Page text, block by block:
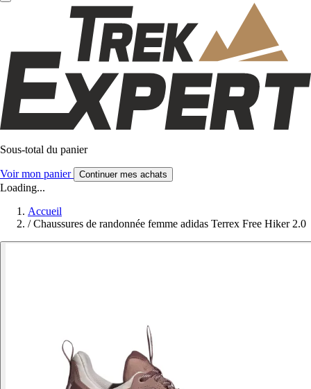
Sous-total du panier
Voir mon panier Continuer mes achats
Loading...
Accueil
/ Chaussures de randonnée femme adidas Terrex Free Hiker 2.0